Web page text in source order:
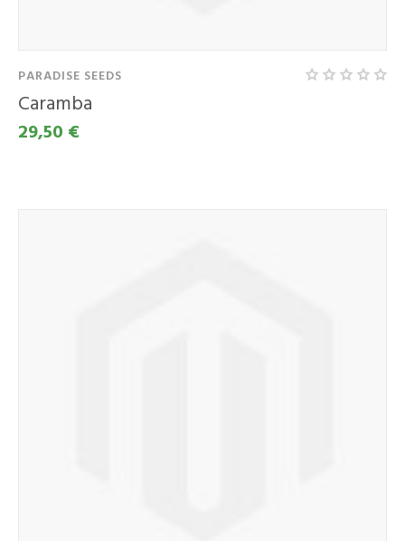
PARADISE SEEDS
Caramba
29,50 €